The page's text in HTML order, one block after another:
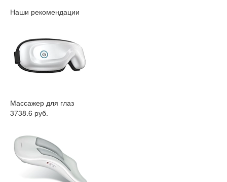
Наши рекомендации
Массажер для глаз
3738.6 руб.